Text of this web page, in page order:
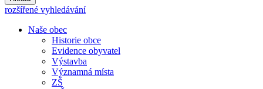
rozšířené vyhledávání
Naše obec
Historie obce
Evidence obyvatel
Výstavba
Významná místa
ZŠ